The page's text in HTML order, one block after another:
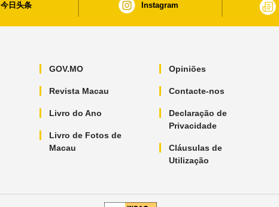
今日头条 Instagram
GOV.MO
Revista Macau
Livro do Ano
Livro de Fotos de
Macau
Opiniões
Contacte-nos
Declaração de
Privacidade
Cláusulas de
Utilização